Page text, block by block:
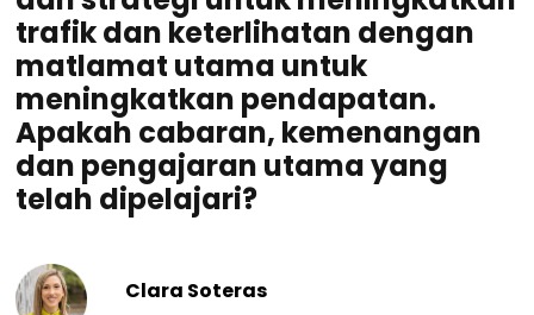
trafik dan keterlihatan dengan
matlamat utama untuk
meningkatkan pendapatan.
Apakah cabaran, kemenangan
dan pengajaran utama yang
telah dipelajari?
Clara Soteras